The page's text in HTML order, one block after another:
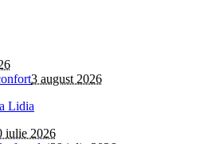
3 august 2026
iulie 2026